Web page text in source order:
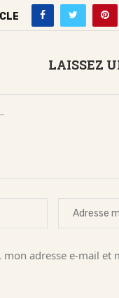
LAISSEZ
adresse e-mail